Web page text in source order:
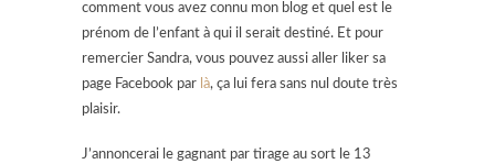
comment vous avez connu mon blog et quel est le
prénom de l’enfant à qui il serait destiné. Et pour
remercier Sandra, vous pouvez aussi aller liker sa
page Facebook par là, ça lui fera sans nul doute très
plaisir.
J’annoncerai le gagnant par tirage au sort le 13